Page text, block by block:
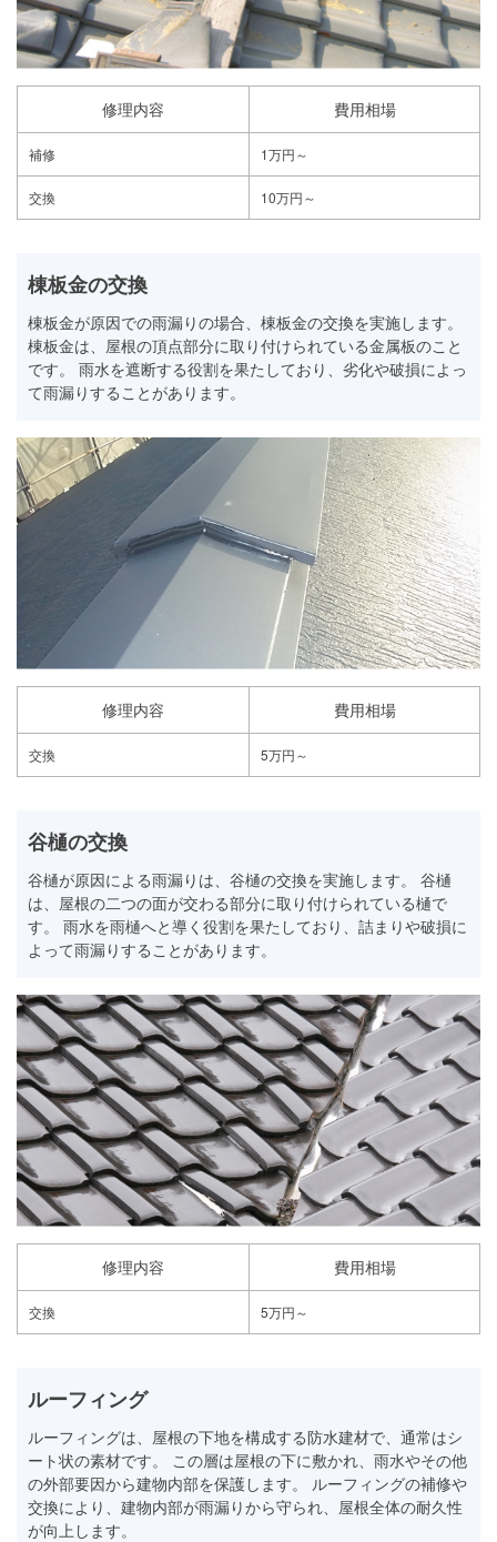
修理内容 費用相場
補修 1万円～
交換 10万円～
棟板金の交換
棟板金が原因での雨漏りの場合、棟板金の交換を実施します。
棟板金は、屋根の頂点部分に取り付けられている金属板のこと
です。 雨水を遮断する役割を果たしており、劣化や破損によっ
て雨漏りすることがあります。
修理内容 費用相場
交換 5万円～
谷樋の交換
谷樋が原因による雨漏りは、谷樋の交換を実施します。 谷樋
は、屋根の二つの面が交わる部分に取り付けられている樋で
す。 雨水を雨樋へと導く役割を果たしており、詰まりや破損に
よって雨漏りすることがあります。
修理内容 費用相場
交換 5万円～
ルーフィング
ルーフィングは、屋根の下地を構成する防水建材で、通常はシ
ート状の素材です。 この層は屋根の下に敷かれ、雨水やその他
の外部要因から建物内部を保護します。 ルーフィングの補修や
交換により、建物内部が雨漏りから守られ、屋根全体の耐久性
が向上します。